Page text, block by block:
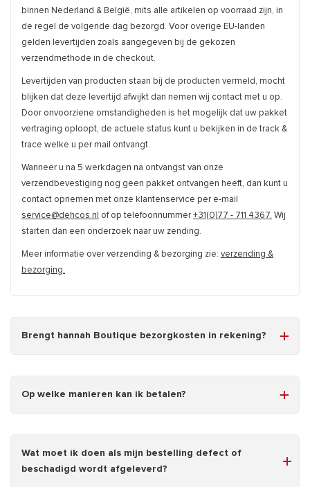
binnen Nederland & België, mits alle artikelen op voorraad zijn, in
de regel de volgende dag bezorgd. Voor overige EU-landen
gelden levertijden zoals aangegeven bij de gekozen
verzendmethode in de checkout.
Levertijden van producten staan bij de producten vermeld, mocht
blijken dat deze levertijd afwijkt dan nemen wij contact met u op.
Door onvoorziene omstandigheden is het mogelijk dat uw pakket
vertraging oploopt, de actuele status kunt u bekijken in de track &
trace welke u per mail ontvangt.
Wanneer u na 5 werkdagen na ontvangst van onze
verzendbevestiging nog geen pakket ontvangen heeft, dan kunt u
contact opnemen met onze klantenservice per e-mail
service@dehcos.nl
of op telefoonnummer +31(0)77 - 711 4367. Wij
starten dan een onderzoek naar uw zending.
Meer informatie over verzending & bezorging zie: verzending &
bezorging.
Brengt hannah Boutique bezorgkosten in rekening?
Op welke manieren kan ik betalen?
Wat moet ik doen als mijn bestelling defect of
beschadigd wordt afgeleverd?